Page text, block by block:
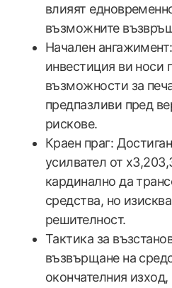
влияят
възможните
Начален
инвестиция ви носи
възможности за
предпазливи пред
рискове.
Краен праг:
усилвател от
кардинално да
средства, но
решителност.
Тактика за
възвърщане на
окончателния